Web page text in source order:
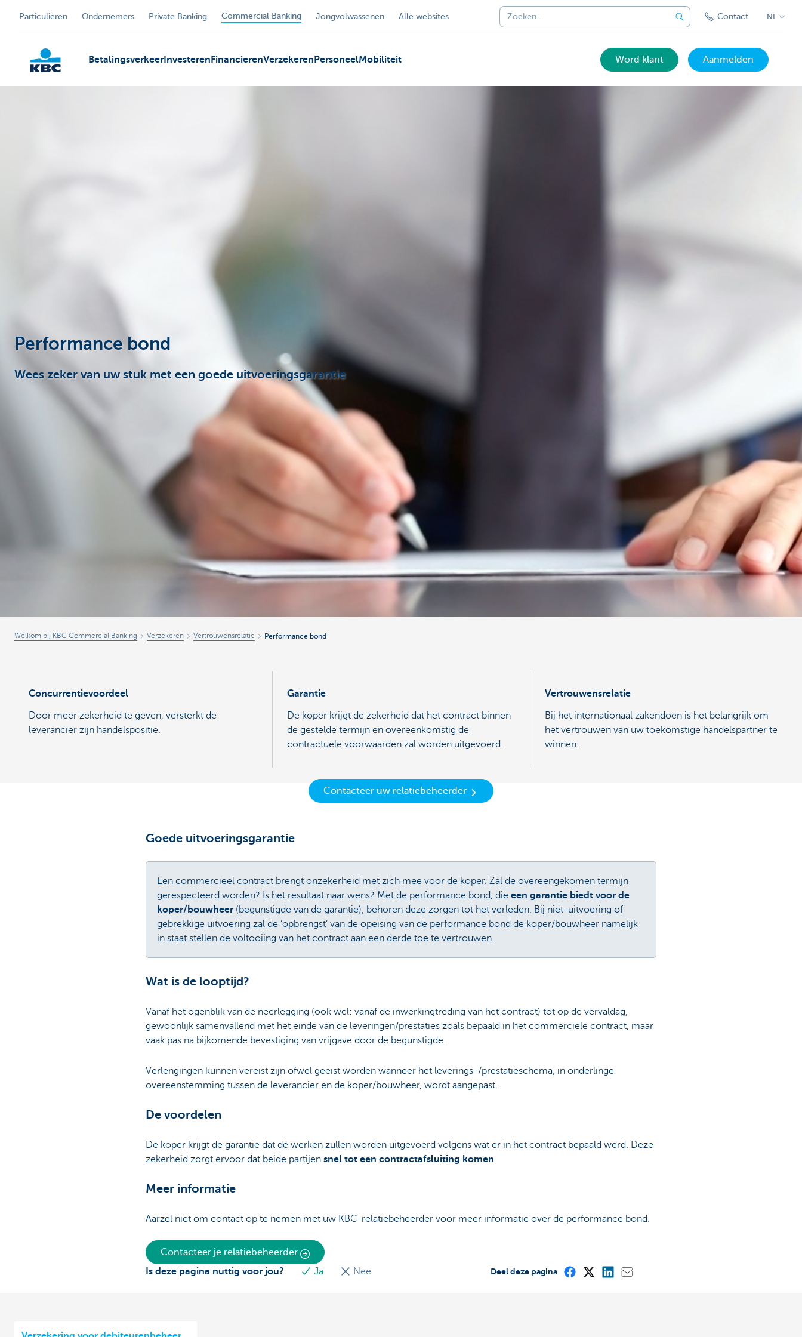
Particulieren Ondernemers Private Banking Commercial Banking Jongvolwassenen Alle websites Contact NL
Betalingsverkeer Investeren FinancierenVerzekeren PersoneelMobiliteit Word klant Aanmelden
Performance bond
Wees zeker van uw stuk met een goede uitvoeringsgarantie
Welkom bij KBC Commercial Banking Verzekeren Vertrouwensrelatie Performance bond
Concurrentievoordeel
Door meer zekerheid te geven, versterkt de
leverancier zijn handelspositie.
Garantie
De koper krijgt de zekerheid dat het contract binnen
de gestelde termijn en overeenkomstig de
contractuele voorwaarden zal worden uitgevoerd.
Vertrouwensrelatie
Bij het internationaal zakendoen is het belangrijk om
het vertrouwen van uw toekomstige handelspartner te
winnen.
Contacteer uw relatiebeheerder
Goede uitvoeringsgarantie
Een commercieel contract brengt onzekerheid met zich mee voor de koper. Zal de overeengekomen termijn
gerespecteerd worden? Is het resultaat naar wens? Met de performance bond, die een garantie biedt voor de
koper/bouwheer (begunstigde van de garantie), behoren deze zorgen tot het verleden. Bij niet-uitvoering of
gebrekkige uitvoering zal de ‘opbrengst’ van de opeising van de performance bond de koper/bouwheer namelijk
in staat stellen de voltooiing van het contract aan een derde toe te vertrouwen.
Wat is de looptijd?
Vanaf het ogenblik van de neerlegging (ook wel: vanaf de inwerkingtreding van het contract) tot op de vervaldag,
gewoonlijk samenvallend met het einde van de leveringen/prestaties zoals bepaald in het commerciële contract, maar
vaak pas na bijkomende bevestiging van vrijgave door de begunstigde.
Verlengingen kunnen vereist zijn ofwel geëist worden wanneer het leverings-/prestatieschema, in onderlinge
overeenstemming tussen de leverancier en de koper/bouwheer, wordt aangepast.
De voordelen
De koper krijgt de garantie dat de werken zullen worden uitgevoerd volgens wat er in het contract bepaald werd. Deze
zekerheid zorgt ervoor dat beide partijen snel tot een contractafsluiting komen.
Meer informatie
Aarzel niet om contact op te nemen met uw KBC-relatiebeheerder voor meer informatie over de performance bond.
Contacteer je relatiebeheerder
Is deze pagina nuttig voor jou?
Ja Nee Deel deze pagina